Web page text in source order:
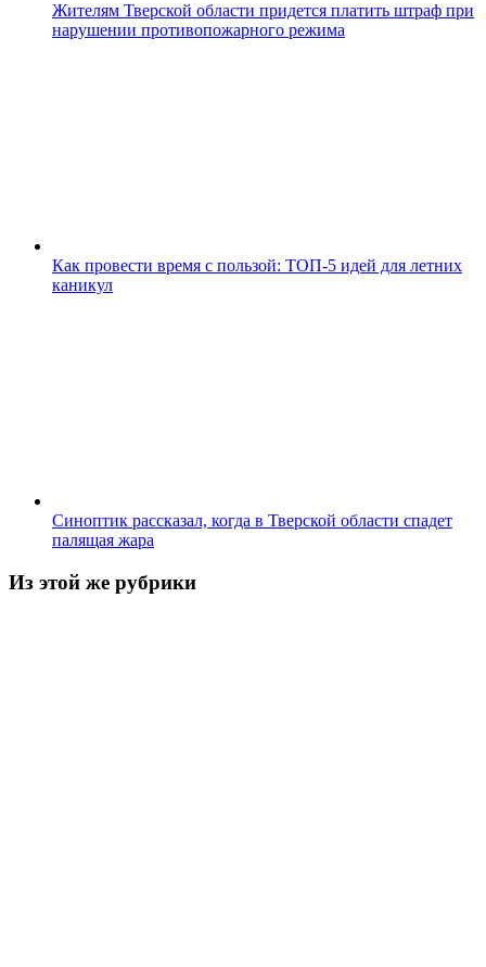
Жителям Тверской области придется платить штраф при
нарушении противопожарного режима
Как провести время с пользой: ТОП-5 идей для летних
каникул
Синоптик рассказал, когда в Тверской области спадет
палящая жара
Из этой же рубрики